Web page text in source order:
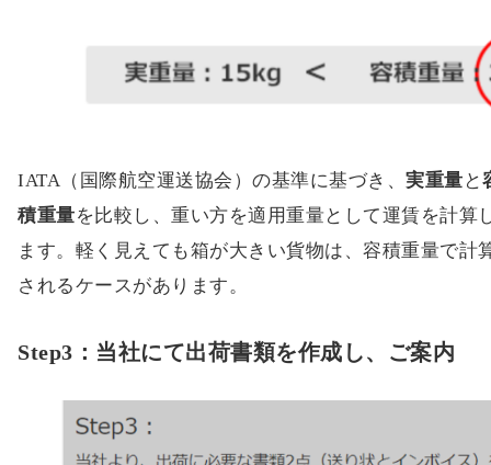
IATA（国際航空運送協会）の基準に基づき、実重量 と
積重量を比較し、重い方を適用重量として運賃を計算
ます。軽く見えても箱が大きい貨物は、容積重量で計
されるケースがあります。
Step3：当社にて出荷書類を作成し、ご案内